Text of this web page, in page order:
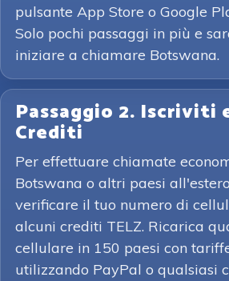
pulsante App Store o Google
Solo pochi passaggi in più e
iniziare a chiamare Botswana.
Passaggio 2.
Crediti
Per effettuare chiamate
Botswana o altri paesi
verificare il tuo numero di
alcuni crediti TELZ. Ricarica
cellulare in 150 paesi con
utilizzando PayPal o qualsiasi